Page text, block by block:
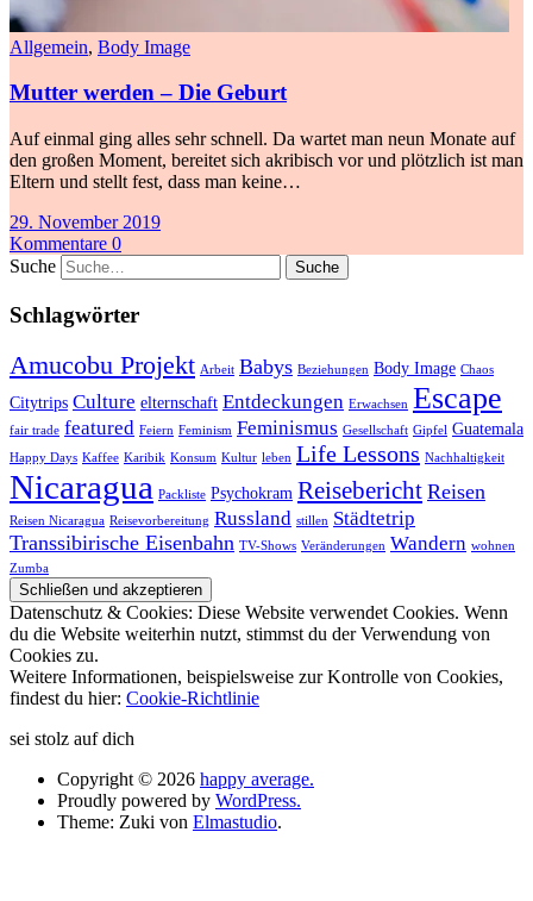
Allgemein, Body Image
Mutter werden – Die Geburt
Auf einmal ging alles sehr schnell. Da wartet man neun Monate auf
den großen Moment, bereitet sich akribisch vor und plötzlich ist man
Eltern und stellt fest, dass man keine…
29. November 2019
Kommentare 0
Suche
Schlagwörter
Amucobu Projekt Arbeit Babys Beziehungen Body Image Chaos
Citytrips Culture elternschaft Entdeckungen Erwachsen Escape
fair trade featured Feiern Feminism Feminismus Gesellschaft Gipfel Guatemala
Happy Days Kaffee Karibik Konsum Kultur leben Life Lessons Nachhaltigkeit
Nicaragua Packliste Psychokram Reisebericht Reisen
Reisen Nicaragua Reisevorbereitung Russland stillen Städtetrip
Transsibirische Eisenbahn TV-Shows Veränderungen Wandern wohnen
Zumba
Datenschutz & Cookies: Diese Website verwendet Cookies. Wenn
du die Website weiterhin nutzt, stimmst du der Verwendung von
Cookies zu.
Weitere Informationen, beispielsweise zur Kontrolle von Cookies,
findest du hier: Cookie-Richtlinie
sei stolz auf dich
Copyright © 2026 happy average.
Proudly powered by WordPress.
Theme: Zuki von Elmastudio.